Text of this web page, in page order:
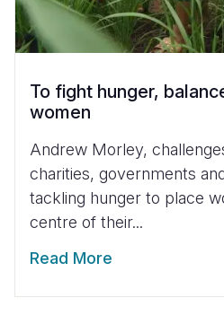
To fight hunger,
women
Andrew Morley,
charities, governments
tackling hunger to place
centre of their...
Read More